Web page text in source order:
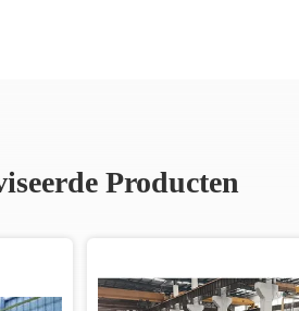
Producten